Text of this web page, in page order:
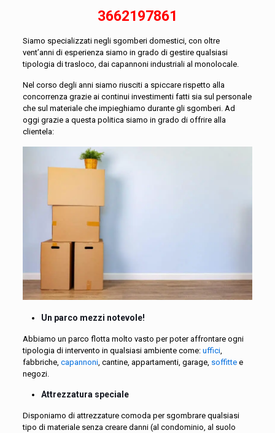
3662197861
Siamo specializzati negli sgomberi domestici, con oltre
vent’anni di esperienza siamo in grado di gestire qualsiasi
tipologia di trasloco, dai capannoni industriali al monolocale.
Nel corso degli anni siamo riusciti a spiccare rispetto alla
concorrenza grazie ai continui investimenti fatti sia sul personale
che sul materiale che impieghiamo durante gli sgomberi. Ad
oggi grazie a questa politica siamo in grado di offrire alla
clientela:
Un parco mezzi notevole!
Abbiamo un parco flotta molto vasto per poter affrontare ogni
tipologia di intervento in qualsiasi ambiente come: uffici,
fabbriche, capannoni, cantine, appartamenti, garage, soffittee
negozi.
Attrezzatura speciale
Disponiamo di attrezzature comoda per sgombrare qualsiasi
tipo di materiale senza creare danni (al condominio, al suolo